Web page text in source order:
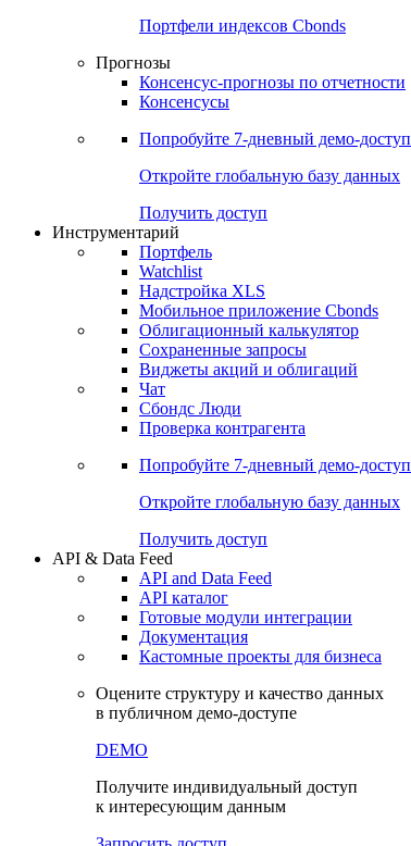
Портфели индексов Cbonds
Прогнозы
Консенсус-прогнозы по отчетности
Консенсусы
Попробуйте 7-дневный демо-доступ
Откройте глобальную базу данных
Получить доступ
Инструментарий
Портфель
Watchlist
Надстройка XLS
Мобильное приложение Cbonds
Облигационный калькулятор
Сохраненные запросы
Виджеты акций и облигаций
Чат
Сбондс Люди
Проверка контрагента
Попробуйте 7-дневный демо-доступ
Откройте глобальную базу данных
Получить доступ
API & Data Feed
API and Data Feed
API каталог
Готовые модули интеграции
Документация
Кастомные проекты для бизнеса
Оцените структуру и качество данных
в публичном демо-доступе
DEMO
Получите индивидуальный доступ
к интересующим данным